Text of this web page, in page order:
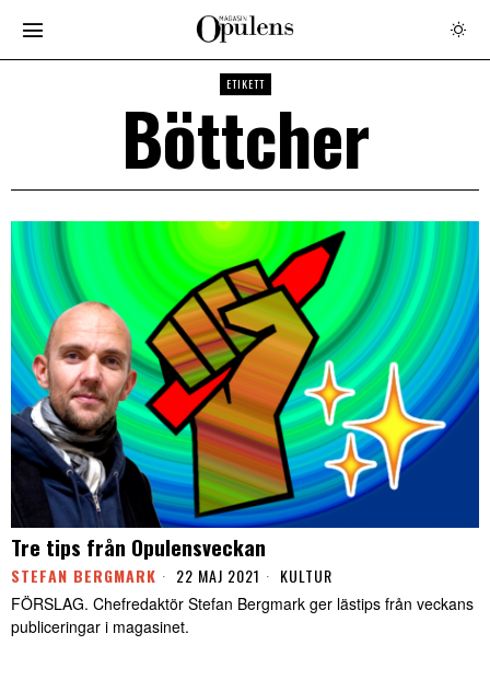
ETIKETT
Böttcher
Tre tips från Opulensveckan
STEFAN BERGMARK 22 MAJ 2021 KULTUR
FÖRSLAG. Chefredaktör Stefan Bergmark ger lästips från veckans
publiceringar i magasinet.